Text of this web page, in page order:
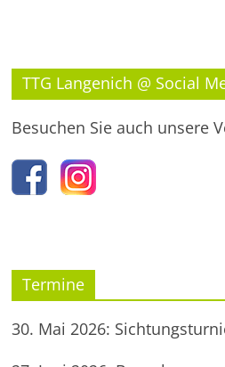
TTG Langenich @ Social
Besuchen Sie auch unsere
Termine
30. Mai 2026: